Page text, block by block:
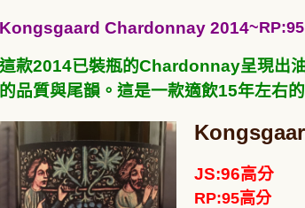
Kongsgaard Chardonnay 2014~RP:95
這款2014已裝瓶的Chardonnay呈現出
的品質與尾韻。這是一款適飲15年左右
JS:96高分
RP:95高分